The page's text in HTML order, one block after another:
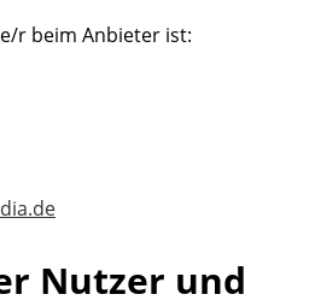
r beim Anbieter ist:
Nutzer und